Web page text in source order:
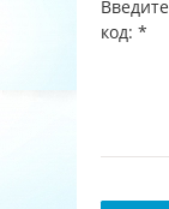
Введите
код: *